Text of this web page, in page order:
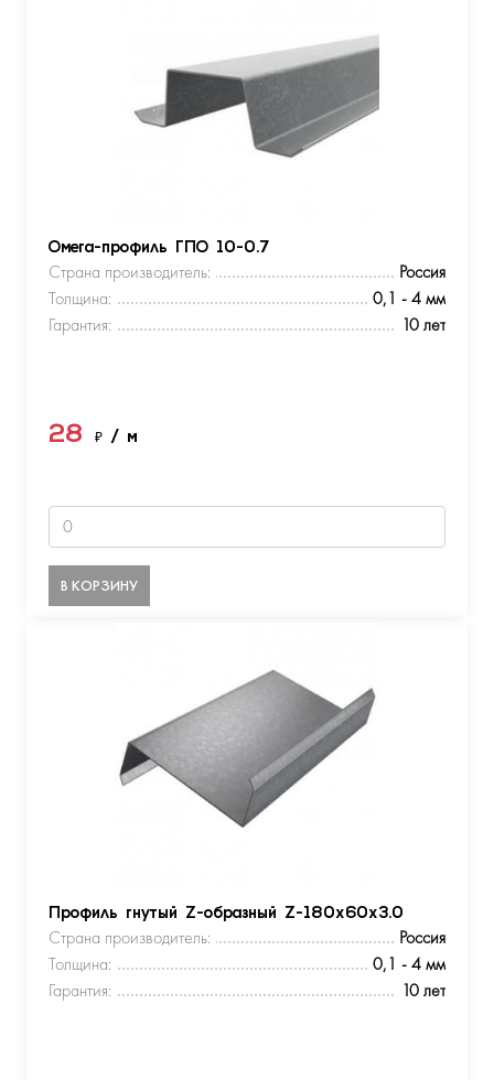
Омега-профиль ГПО 10-0.7
Страна производитель:
Россия
Толщина:
0,1 - 4 мм
Гарантия:
10 лет
28 ₽ / м
В КОРЗИНУ
Профиль гнутый Z-образный Z-180х60х3.0
Страна производитель:
Россия
Толщина:
0,1 - 4 мм
Гарантия:
10 лет